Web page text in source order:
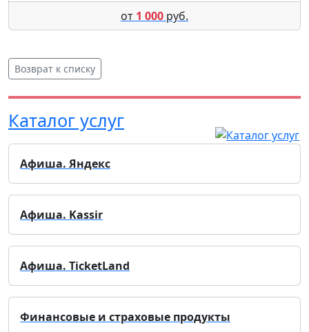
от 1 000 руб.
Возврат к списку
Каталог услуг
Афиша. Яндекс
Афиша. Kassir
Афиша. TicketLand
Финансовые и страховые продукты